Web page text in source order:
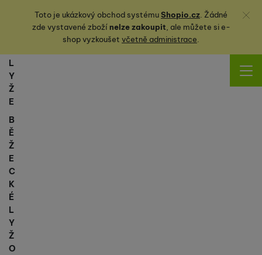
Toto je ukázkový obchod systémuShopio.cz. Žádné
zde vystavené zbožínelze zakoupit, ale můžete sie-
shop vyzkoušet včetně administrace.
Zavřít
L
Y
Ž
E
B
Ě
Ž
E
C
K
É
L
Y
Ž
O